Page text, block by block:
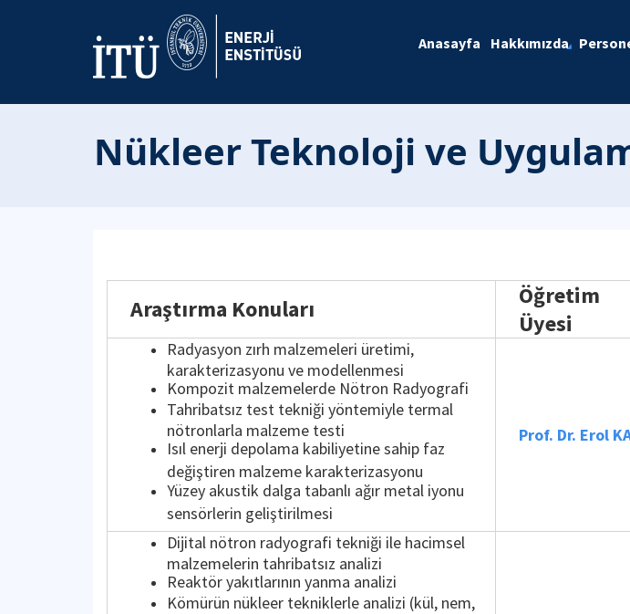
Anasayfa Hakkımızda
Nükleer Teknoloji ve
Araştırma Konuları
Öğretim
Üyesi
Radyasyon zırh malzemeleri üretimi,
karakterizasyonu ve modellenmesi
Kompozit malzemelerde Nötron Radyografi
Tahribatsız test tekniği yöntemiyle termal
nötronlarla malzeme testi
Isıl enerji depolama kabiliyetine sahip faz
değiştiren malzeme karakterizasyonu
Yüzey akustik dalga tabanlı ağır metal iyonu
sensörlerin geliştirilmesi
Prof. Dr. Erol
Dijital nötron radyografi tekniği ile hacimsel
malzemelerin tahribatsız analizi
Reaktör yakıtlarının yanma analizi
Kömürün nükleer tekniklerle analizi (kül, nem,